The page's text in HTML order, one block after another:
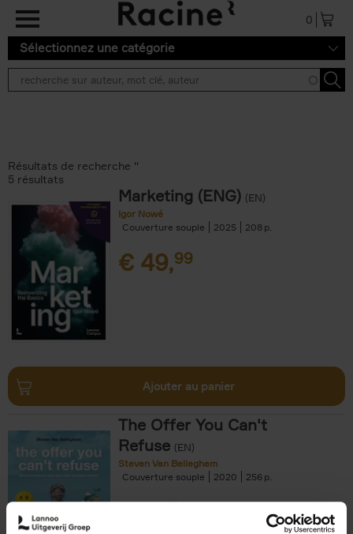
Aller au contenu principal
0
Sélectionnez une catégorie
Résultats de recherche ''
5 résultats
Marketing (ENG) (EN)
Igor Nowé
Couverture souple
2025 208
€ 49,99
Ajouter au panier
The Offer You Can't
Refuse (EN)
Steven Van Belleghem
Couverture souple
2020 256
€37,50